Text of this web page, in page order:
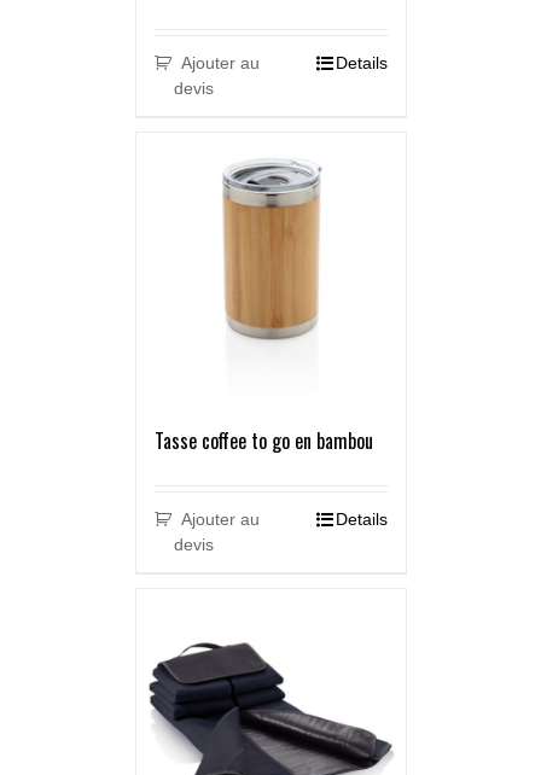
Ajouter au
devis
Details
Tasse coffee to go en bambou
Ajouter au
devis
Details